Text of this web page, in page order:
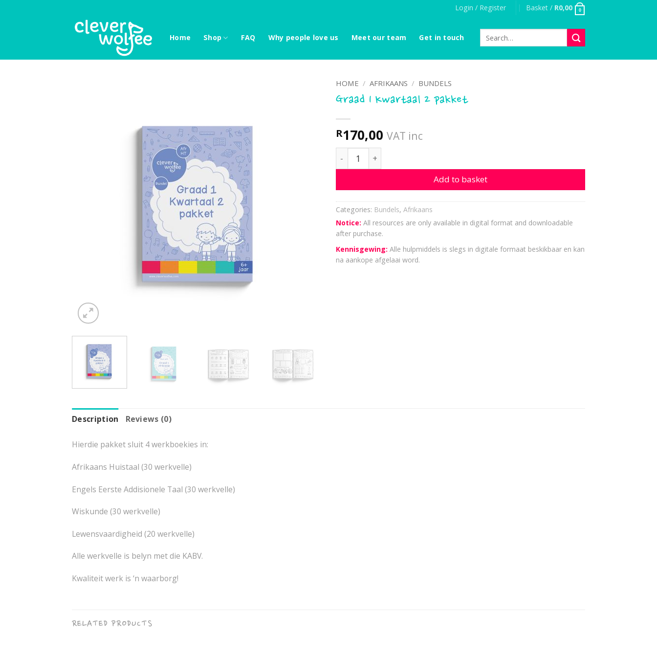
Login / Register Basket / R0,00 0
Home Shop FAQ Why people love us Meet our team Get in touch
for:
HOME / AFRIKAANS / BUNDELS
Graad 1 Kwartaal 2 pakket
R170,00 VAT inc
Graad 1 Kwartaal 2 pakket quantity
Add to basket
Categories: Bundels, Afrikaans
Notice: All resources are only available in digital format and downloadable
after purchase.
Kennisgewing: Alle hulpmiddels is slegs in digitale formaat beskikbaar en kan
na aankope afgelaai word.
Description Reviews (0)
Hierdie pakket sluit 4 werkboekies in:
Afrikaans Huistaal (30 werkvelle)
Engels Eerste Addisionele Taal (30 werkvelle)
Wiskunde (30 werkvelle)
Lewensvaardigheid (20 werkvelle)
Alle werkvelle is belyn met die KABV.
Kwaliteit werk is ‘n waarborg!
RELATED PRODUCTS